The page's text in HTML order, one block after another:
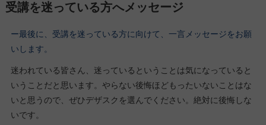
受講を迷っている方へメッセージ
ー最後に、受講を迷っている方に向けて、一言メッセージをお願
いします。
迷われている皆さん、迷っているということは気になっていると
いうことだと思います。やらない後悔ほどもったいないことはな
いと思うので、ぜひデザスクを選んでください。絶対に後悔しな
いです。